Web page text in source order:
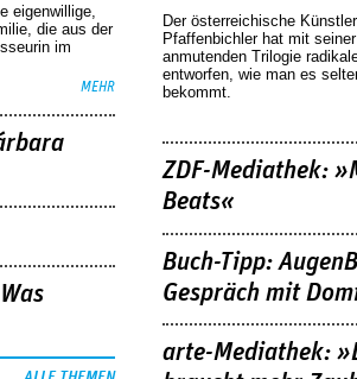
eigenwillige,
die aus der
im
MEHR
Der österreichische
Pfaffenbichler hat mit
anmutenden Trilogie
entworfen, wie man es
bekommt.
ZDF-Mediathek:
Beats«
Buch-Tipp:
Gespräch mit
arte-Mediathek: